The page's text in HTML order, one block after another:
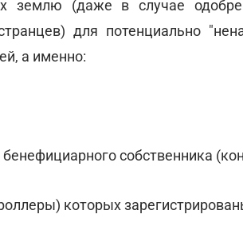
х землю (даже в случае
для потенциально
а именно:
собственника
которых